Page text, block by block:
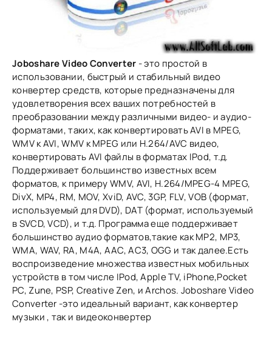
Joboshare Video Converter - это простой в
использовании, быстрый и стабильный видео
конвертер средств, которые предназначены для
удовлетворения всех ваших потребностей в
преобразовании между различными видео- и аудио-
форматами, таких, как конвертировать AVI в MPEG,
WMV к AVI, WMV к MPEG или H.264/AVC видео,
конвертировать AVI файлы в форматах IPod, т.д.
Поддерживает большинство известных всем
форматов, к примеру WMV, AVI, H.264/MPEG-4 MPEG,
DivX, MP4, RM, MOV, XviD, AVC, 3GP, FLV, VOB (формат,
используемый для DVD), DAT (формат, используемый
в SVCD, VCD), и т.д. Программа еще поддерживает
большинство аудио форматов,такие как MP2, MP3,
WMA, WAV, RA, M4A, AAC, AC3, OGG и так далее.Есть
воспроизведение множества известных мобильных
устройств в том числе IPod, Apple TV, iPhone,Pocket
PC, Zune, PSP, Creative Zen, и Archos. Joboshare Video
Converter -это идеальный вариант, как конвертер
музыки , так и видеоконвертер